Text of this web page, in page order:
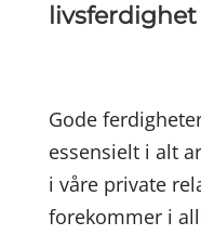
livsferdighet
Gode
essensielt i alt
i våre private
forekommer i